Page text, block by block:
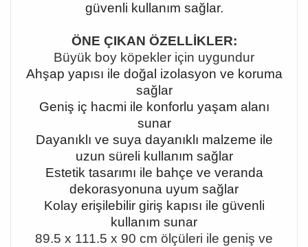
güvenli kullanım sağlar.
ÖNE ÇIKAN ÖZELLİKLER:
Büyük boy köpekler için uygundur
Ahşap yapısı ile doğal izolasyon ve koruma
sağlar
Geniş iç hacmi ile konforlu yaşam alanı
sunar
Dayanıklı ve suya dayanıklı malzeme ile
uzun süreli kullanım sağlar
Estetik tasarımı ile bahçe ve veranda
dekorasyonuna uyum sağlar
Kolay erişilebilir giriş kapısı ile güvenli
kullanım sunar
89.5 x 111.5 x 90 cm ölçüleri ile geniş ve